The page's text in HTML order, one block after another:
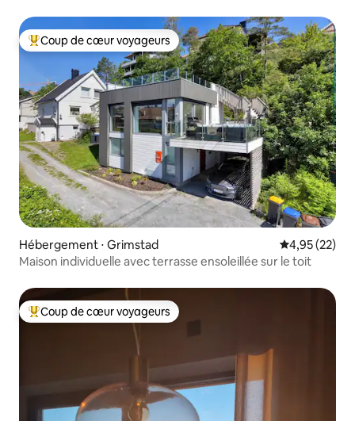
Coups de cœur voyageurs les plus appréciés
Coup de cœur voyageurs
Hébergement ⋅ Grimstad Évaluation
4,95 (22)
Maison individuelle avec terrasse ensoleillée sur le toit
Coups de cœur voyageurs les plus appréciés
Coup de cœur voyageurs